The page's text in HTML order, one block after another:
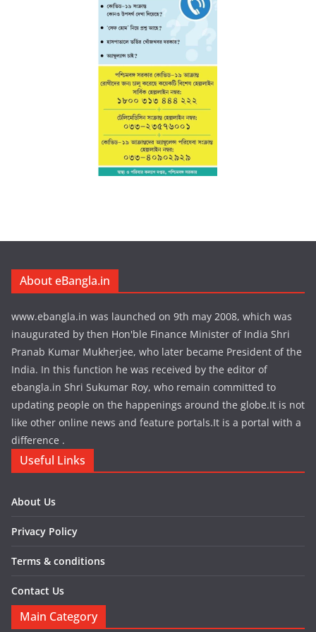
About eBangla.in
www.ebangla.in was launched on 9th may 2008, which was
inaugurated by then Hon'ble Finance Minister of India Shri
Pranab Kumar Mukherjee, who later became President of the
India. In this function he was received by the editor of
ebangla.in Shri Sukumar Roy, who remain committed to
updating people on the happenings around the globe.It is not
like other online news and feature portals.It is a portal with a
difference .
Useful Links
About Us
Privacy Policy
Terms & conditions
Contact Us
Main Category